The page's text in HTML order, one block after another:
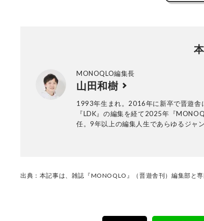
MONOQLO編集長
山田和樹
1993年生まれ。2016年に新卒で晋遊舎
『LDK』の編集を経て2025年『
任。9年以上の編集人生であらゆるジャ
出典：本記事は、雑誌『MONOQLO』（晋遊舎刊）編集部と